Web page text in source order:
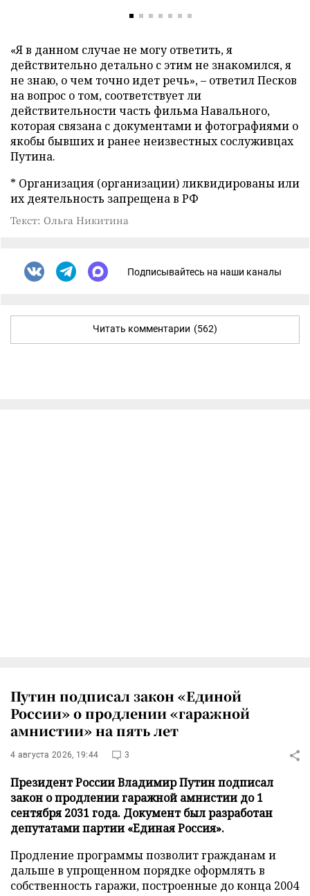
«Я в данном случае не могу ответить, я
действительно детально с этим не знакомился, я
не знаю, о чем точно идет речь», – ответил Песков
на вопрос о том, соответствует ли
действительности часть фильма Навального,
которая связана с документами и фотографиями о
якобы бывших и ранее неизвестных сослуживцах
Путина.
* Организация (организации) ликвидированы или
их деятельность запрещена в РФ
Текст: Ольга Никитина
Подписывайтесь на наши каналы
Читать комментарии (562)
Путин подписал закон «Единой
России» о продлении «гаражной
амнистии» на пять лет
4 августа 2026, 19:44 3
Президент России Владимир Путин подписал
закон о продлении гаражной амнистии до 1
сентября 2031 года. Документ был разработан
депутатами партии «Единая Россия».
Продление программы позволит гражданам и
дальше в упрощенном порядке оформлять в
собственность гаражи, построенные до конца 2004